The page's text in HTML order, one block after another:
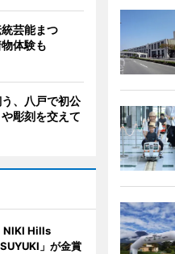
芸能まつ
体験も
、八戸で初公
彫刻を交えて
NIKI Hills
」が金賞